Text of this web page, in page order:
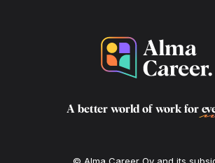
A better world of work for
© Alma Career Oy and its